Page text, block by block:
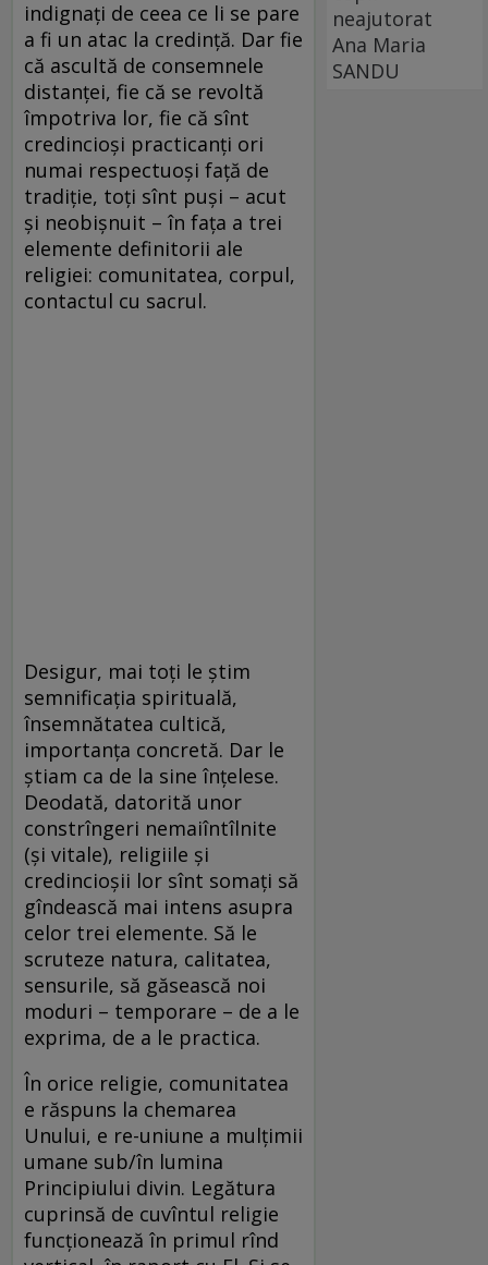
indignaţi de ceea ce li se pare
a fi un atac la credinţă. Dar fie
că ascultă de consemnele
distanţei, fie că se revoltă
împotriva lor, fie că sînt
credincioşi practicanţi ori
numai respectuoşi faţă de
tradiţie, toţi sînt puşi – acut
şi neobişnuit – în faţa a trei
elemente definitorii ale
religiei: comunitatea, corpul,
contactul cu sacrul.
Desigur, mai toţi le ştim
semnificaţia spirituală,
însemnătatea cultică,
importanţa concretă. Dar le
ştiam ca de la sine înţelese.
Deodată, datorită unor
constrîngeri nemaiîntîlnite
(şi vitale), religiile şi
credincioşii lor sînt somaţi să
gîndească mai intens asupra
celor trei elemente. Să le
scruteze natura, calitatea,
sensurile, să găsească noi
moduri – temporare – de a le
exprima, de a le practica.
În orice religie, comunitatea
e răspuns la chemarea
Unului, e re-uniune a mulţimii
umane sub/în lumina
Principiului divin. Legătura
cuprinsă de cuvîntul religie
funcţionează în primul rînd
neajutorat
Ana Maria
SANDU